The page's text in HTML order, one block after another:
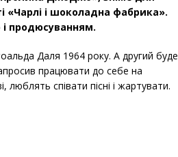
«Чарлі і шоколадна фабрика».
продюсуванням.
Даля 1964 року. А другий буде
працювати до себе на
співати пісні і жартувати.